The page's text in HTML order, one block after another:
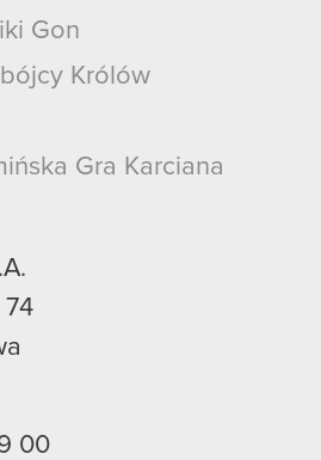
Gon
Królów
Gra Karciana
74
00